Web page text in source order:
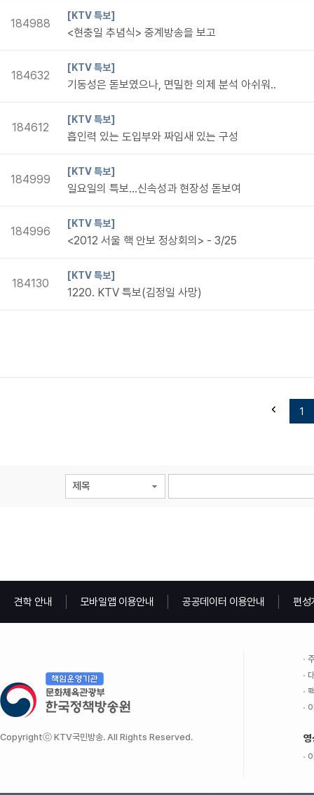
184988
[KTV 특보]
<현충일 추념식> 중계방송을 보고
184632
[KTV 특보]
기동성은 돋보였으나, 면밀한 의제 분석 아쉬워..
184612
[KTV 특보]
흡인력 있는 도입부와 짜임새 있는 구성
184999
[KTV 특보]
일요일의 특보...신속성과 현장성 돋보여
184996
[KTV 특보]
<2012 서울 핵 안보 정상회의> - 3/25
184130
[KTV 특보]
1220. KTV 특보(김정일 사망)
1
제목
견학 안내 모바일앱 이용안내 공공데이터 이용안내 편성
Copyrightⓒ KTV국민방송. All Rights Reserved. 영